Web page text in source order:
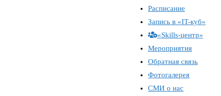
Расписание
Запись в «IT-куб»
«Skills-центр»
Мероприятия
Обратная связь
Фотогалерея
СМИ о нас